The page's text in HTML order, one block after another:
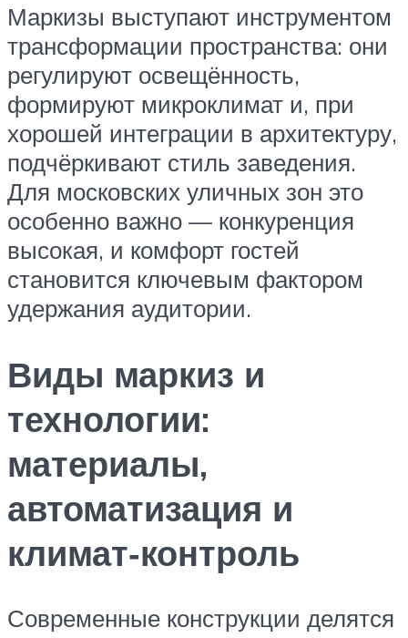
Маркизы выступают инструментом
трансформации пространства: они
регулируют освещённость,
формируют микроклимат и, при
хорошей интеграции в архитектуру,
подчёркивают стиль заведения.
Для московских уличных зон это
особенно важно — конкуренция
высокая, и комфорт гостей
становится ключевым фактором
удержания аудитории.
Виды маркиз и
технологии:
материалы,
автоматизация и
климат‑контроль
Современные конструкции делятся